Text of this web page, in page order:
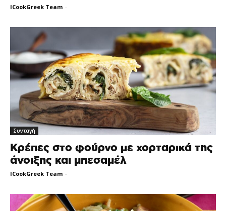
ICookGreek Team -
Συνταγή
Κρέπες στο φούρνο με χορταρικά της
άνοιξης και μπεσαμέλ
ICookGreek Team -